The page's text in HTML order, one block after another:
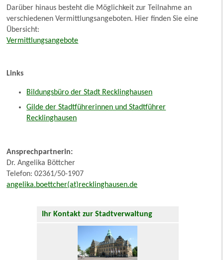
Darüber hinaus besteht die Möglichkeit zur Teilnahme an
verschiedenen Vermittlungsangeboten. Hier finden Sie eine
Übersicht:
Vermittlungsangebote
Links
Bildungsbüro der Stadt Recklinghausen
Gilde der Stadtführerinnen und Stadtführer
Recklinghausen
Ansprechpartnerin:
Dr. Angelika Böttcher
Telefon: 02361/50-1907
angelika.boettcher(at)recklinghausen.de
Ihr Kontakt zur Stadtverwaltung